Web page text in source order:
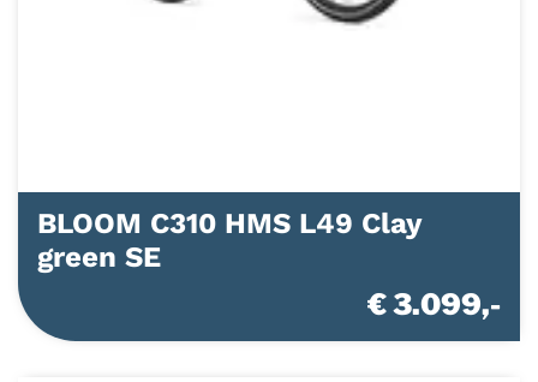
BLOOM C310 HMS L49 Clay
green SE
€ 3.099,-